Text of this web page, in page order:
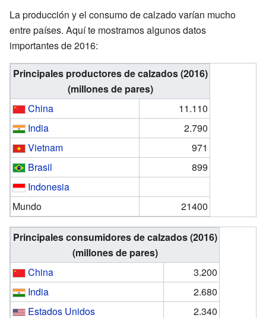
La producción y el consumo de calzado varían mucho
entre países. Aquí te mostramos algunos datos
importantes de 2016:
Principales productores de calzados (2016)
(millones de pares)
China
11.110
India
2.790
Vietnam
971
Brasil
899
Indonesia
Mundo
21400
Principales consumidores de calzados (2016)
(millones de pares)
China
3.200
India
2.680
Estados Unidos
2.340